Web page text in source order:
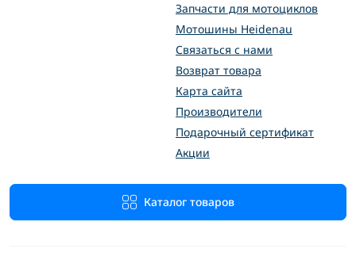
Запчасти для мотоциклов
Мотошины Heidenau
Связаться с нами
Возврат товара
Карта сайта
Производители
Подарочный сертификат
Акции
Каталог товаров